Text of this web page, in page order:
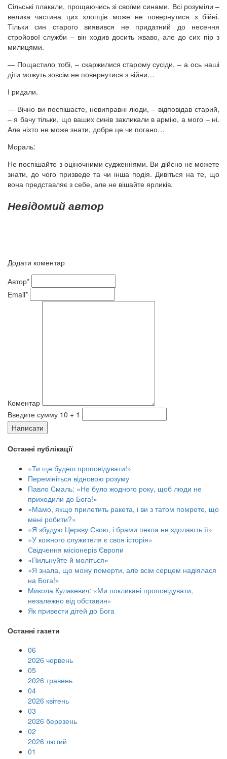
Сільські плакали, прощаючись зі своїми синами. Всі розуміли –
велика частина цих хлопців може не повернутися з бійні.
Тільки син старого виявився не придатний до несення
стройової служби – він ходив досить жваво, але до сих пір з
милицями.
— Пощастило тобі, – скаржилися старому сусіди, – а ось наші
діти можуть зовсім не повернутися з війни…
І ридали.
— Вічно ви поспішаєте, невиправні люди, – відповідав старий,
– я бачу тільки, що ваших синів закликали в армію, а мого – ні.
Але ніхто не може знати, добре це чи погано…
Мораль:
Не поспішайте з оціночними судженнями. Ви дійсно не можете
знати, до чого призведе та чи інша подія. Дивіться на те, що
вона представляє з себе, але не вішайте ярликів.
Невідомий автор
Додати коментар
Автор*
Email*
Коментар
Введите сумму 10 + 1
Написати
Останні публікації
«Ти ще будеш проповідувати!»
Перемініться відновою розуму
Павло Смаль: «Не було жодного року, щоб люди не
приходили до Бога!»
«Мамо, якщо прилетить ракета, і ви з татом помрете, що
мені робити?»
«Я збудую Церкву Свою, і брами пекла не здолають її»
«У кожного служителя є своя історія»
Свідчення місіонерів Європи
«Пильнуйте й моліться»
«Я знала, що можу померти, але всім серцем надіялася
на Бога!»
Микола Кулакевич: «Ми покликані проповідувати,
незалежно від обставин»
Як привести дітей до Бога
Останні газети
06
2026 червень
05
2026 травень
04
2026 квітень
03
2026 березень
02
2026 лютий
01